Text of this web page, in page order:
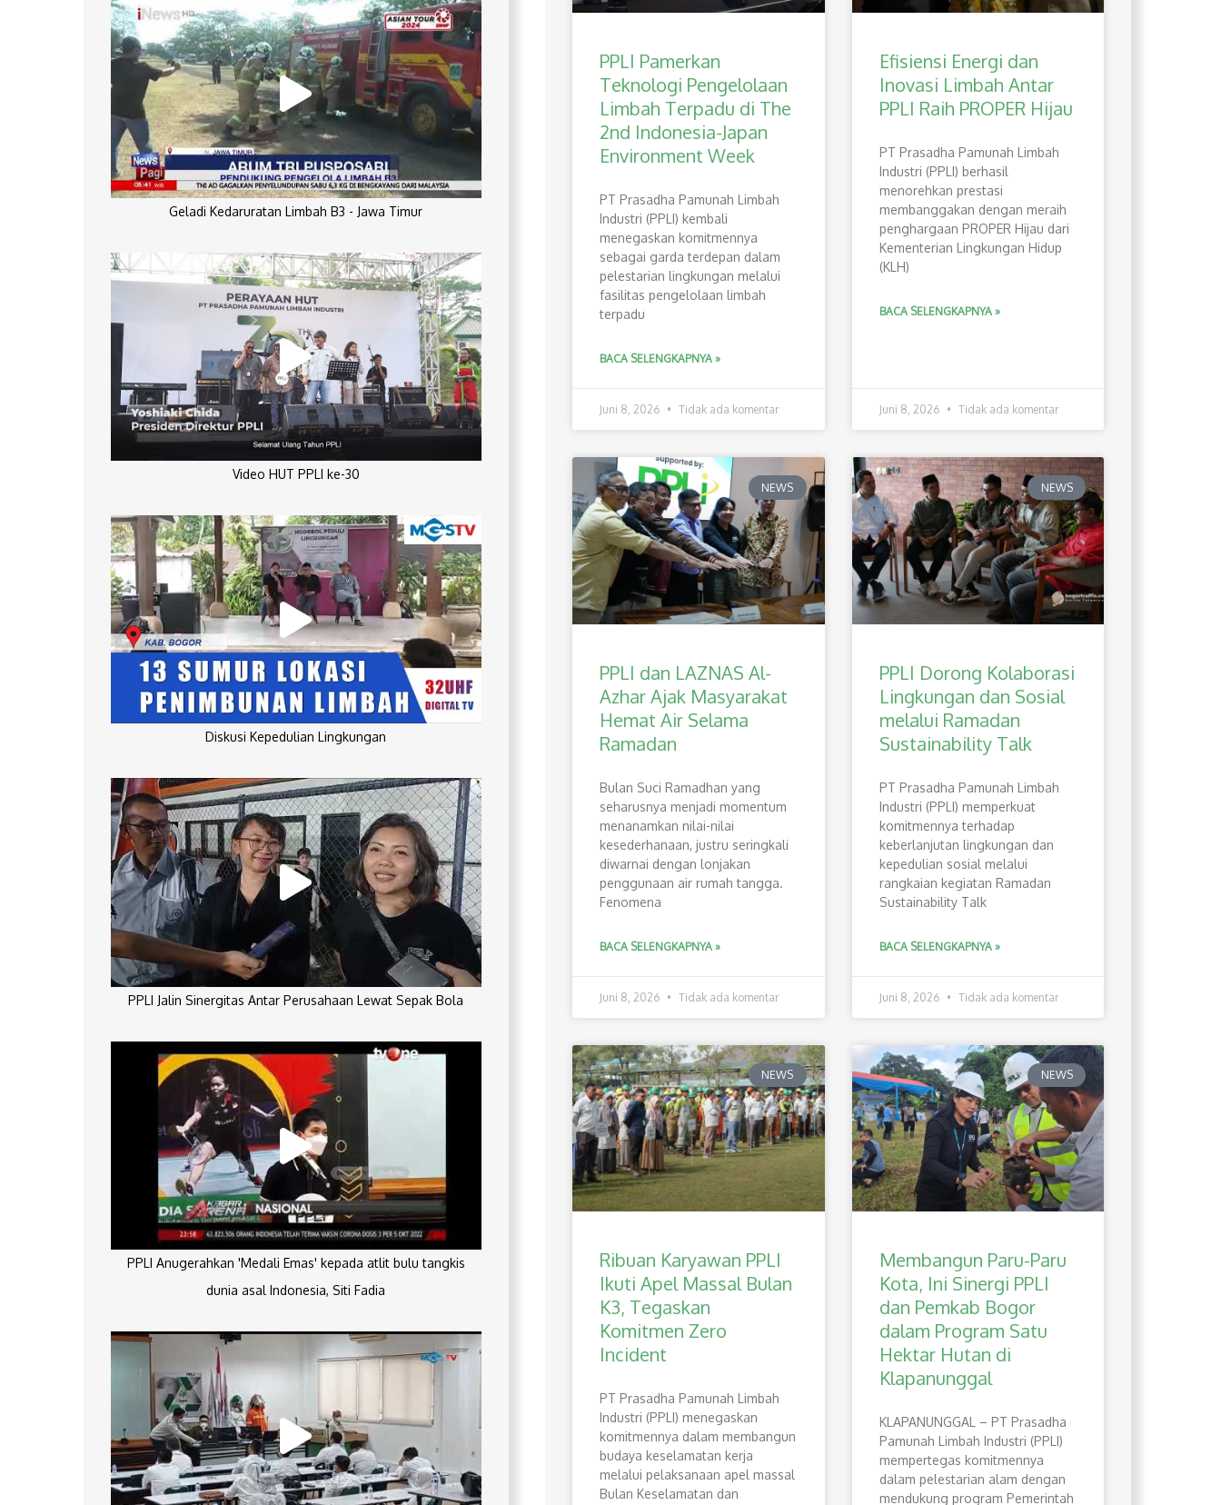
Geladi Kedaruratan Limbah B3 - Jawa Timur
Video HUT PPLI ke-30
Diskusi Kepedulian Lingkungan
PPLI Jalin Sinergitas Antar Perusahaan Lewat Sepak Bola
PPLI Anugerahkan 'Medali Emas' kepada atlit bulu tangkis
dunia asal Indonesia, Siti Fadia
PPLI Pamerkan
Teknologi Pengelolaan
Limbah Terpadu di The
2nd Indonesia-Japan
Environment Week
PT Prasadha Pamunah Limbah
Industri (PPLI) kembali
menegaskan komitmennya
sebagai garda terdepan dalam
pelestarian lingkungan melalui
fasilitas pengelolaan limbah
terpadu
BACA SELENGKAPNYA »
Juni 8, 2026 Tidak ada komentar
Efisiensi Energi dan
Inovasi Limbah Antar
PPLI Raih PROPER Hijau
PT Prasadha Pamunah Limbah
Industri (PPLI) berhasil
menorehkan prestasi
membanggakan dengan meraih
penghargaan PROPER Hijau dari
Kementerian Lingkungan Hidup
(KLH)
BACA SELENGKAPNYA »
Juni 8, 2026 Tidak ada komentar
NEWS
PPLI dan LAZNAS Al-
Azhar Ajak Masyarakat
Hemat Air Selama
Ramadan
Bulan Suci Ramadhan yang
seharusnya menjadi momentum
menanamkan nilai-nilai
kesederhanaan, justru seringkali
diwarnai dengan lonjakan
penggunaan air rumah tangga.
Fenomena
BACA SELENGKAPNYA »
Juni 8, 2026 Tidak ada komentar
NEWS
PPLI Dorong Kolaborasi
Lingkungan dan Sosial
melalui Ramadan
Sustainability Talk
PT Prasadha Pamunah Limbah
Industri (PPLI) memperkuat
komitmennya terhadap
keberlanjutan lingkungan dan
kepedulian sosial melalui
rangkaian kegiatan Ramadan
Sustainability Talk
BACA SELENGKAPNYA »
Juni 8, 2026 Tidak ada komentar
NEWS
Ribuan Karyawan PPLI
Ikuti Apel Massal Bulan
K3, Tegaskan
Komitmen Zero
Incident
PT Prasadha Pamunah Limbah
Industri (PPLI) menegaskan
komitmennya dalam membangun
budaya keselamatan kerja
melalui pelaksanaan apel massal
Bulan Keselamatan dan
NEWS
Membangun Paru-Paru
Kota, Ini Sinergi PPLI
dan Pemkab Bogor
dalam Program Satu
Hektar Hutan di
Klapanunggal
​KLAPANUNGGAL – PT Prasadha
Pamunah Limbah Industri (PPLI)
mempertegas komitmennya
dalam pelestarian alam dengan
mendukung program Pemerintah